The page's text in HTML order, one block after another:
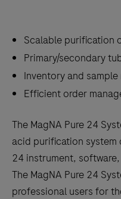
Scalable purification
Primary/secondary
Inventory and
Efficient order
The MagNA Pure 24
acid purification system
24 instrument,
The MagNA Pure 24
professional users for